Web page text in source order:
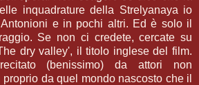
inquadrature della Strelyanaya io
e in pochi altri. Ed è solo il
Se non ci credete, cercate su
dry valley', il titolo inglese del film.
(benissimo) da attori non
da quel mondo nascosto che il